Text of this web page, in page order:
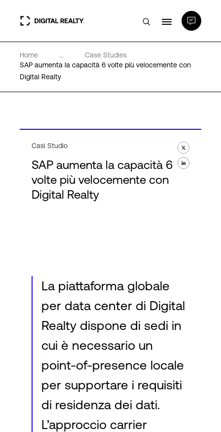
Data center
PlatformDIGITAL®
Chi Siamo
Home ...
Case Studies
SAP aumenta la capacità 6 volte più velocemente con
Digital Realty
Casi Studio
SAP aumenta la capacità 6
volte più velocemente con
Digital Realty
La piattaforma globale
per data center di Digital
Realty dispone di sedi in
cui è necessario un
point-of-presence locale
per supportare i requisiti
di residenza dei dati.
L’approccio carrier